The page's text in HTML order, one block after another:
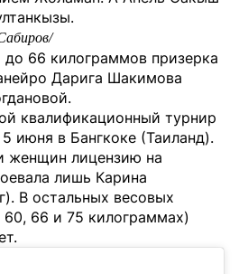
до 66 килограммов призерка
Дарига Шакимова
квалификационный турнир
июня в Бангкоке (Таиланд).
женщин лицензию на
лишь Карина
В остальных весовых
60, 66 и 75 килограммах)